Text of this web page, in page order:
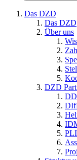
Das DZD
Das DZD
Über uns
DZD